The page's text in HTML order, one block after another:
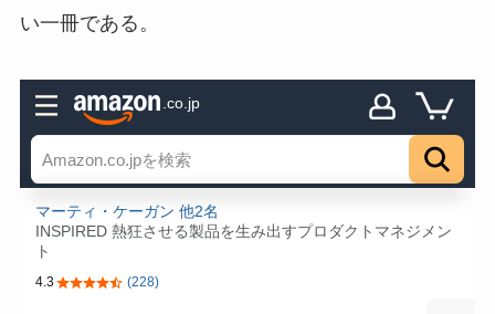
い一冊である。